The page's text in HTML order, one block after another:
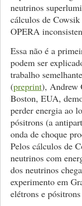
neutrinos
cálculos de
OPERA
Essa não é a
podem ser
trabalho semelhante
(preprint), Andrew
Boston, EUA,
perder energia ao
pósitrons (a
onda de choque
Pelos cálculos de
neutrinos com
dos neutrinos
experimento em
elétrons e